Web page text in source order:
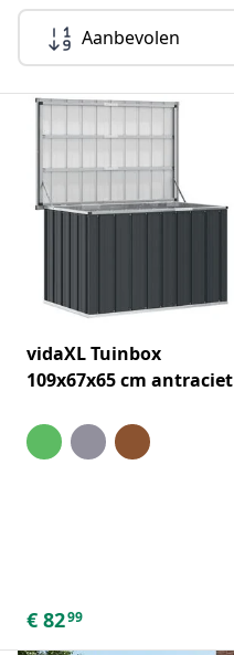
Aanbevolen
vidaXL Tuinbox
109x67x65 cm antraciet
€ 8299